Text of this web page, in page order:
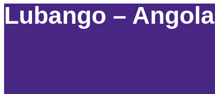
Lubango – Angola